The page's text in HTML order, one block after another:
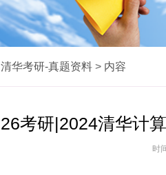
清华考研-真题资料 > 内容
26考研|2024清华计
时